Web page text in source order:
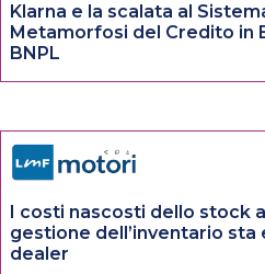
Klarna e la scalata al
Metamorfosi del Credito in
BNPL
I costi nascosti dello stock
gestione dell’inventario
dealer